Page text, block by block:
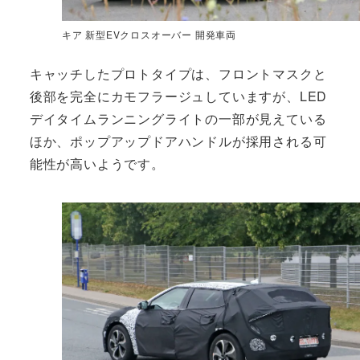
キア 新型EVクロスオーバー 開発車両
キャッチしたプロトタイプは、フロントマスクと
後部を完全にカモフラージュしていますが、LED
デイタイムランニングライトの一部が見えている
ほか、ポップアップドアハンドルが採用される可
能性が高いようです。